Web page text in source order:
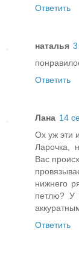
Ответить
наталья 3
Ответить
Лана 14
Ох уж эти
Ларочка,
Вас
нижнего
петлю? У
Ответить